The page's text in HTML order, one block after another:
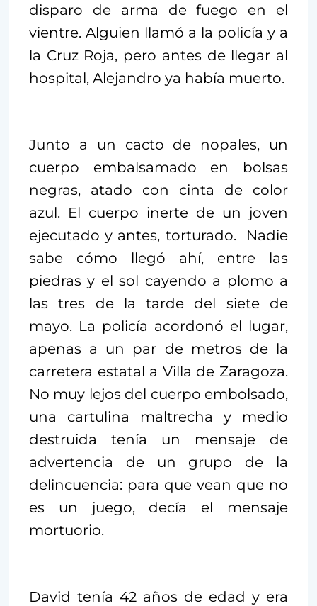
disparo de arma de fuego en el
vientre. Alguien llamó a la policía y a
la Cruz Roja, pero antes de llegar al
hospital, Alejandro ya había muerto.
Junto a un cacto de nopales, un
cuerpo embalsamado en bolsas
negras, atado con cinta de color
azul. El cuerpo inerte de un joven
ejecutado y antes, torturado. Nadie
sabe cómo llegó ahí, entre las
piedras y el sol cayendo a plomo a
las tres de la tarde del siete de
mayo. La policía acordonó el lugar,
apenas a un par de metros de la
carretera estatal a Villa de Zaragoza.
No muy lejos del cuerpo embolsado,
una cartulina maltrecha y medio
destruida tenía un mensaje de
advertencia de un grupo de la
delincuencia: para que vean que no
es un juego, decía el mensaje
mortuorio.
David tenía 42 años de edad y era